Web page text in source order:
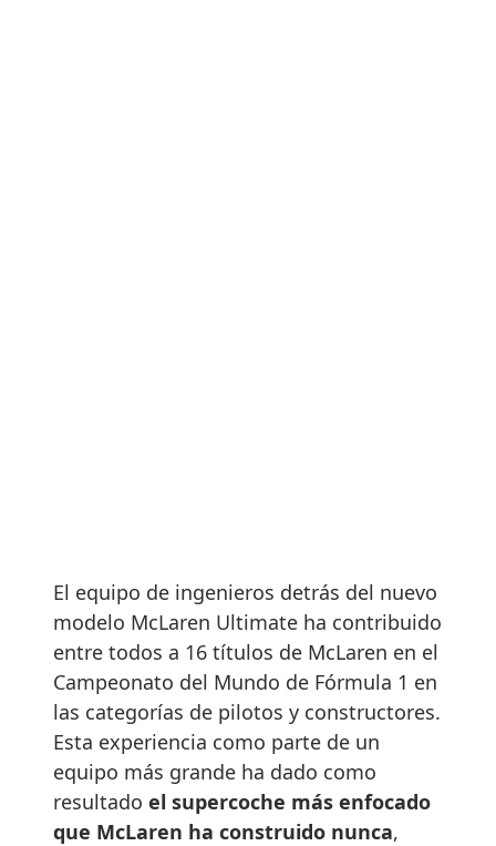
El equipo de ingenieros detrás del nuevo
modelo McLaren Ultimate ha contribuido
entre todos a 16 títulos de McLaren en el
Campeonato del Mundo de Fórmula 1 en
las categorías de pilotos y constructores.
Esta experiencia como parte de un
equipo más grande ha dado como
resultado el supercoche más enfocado
que McLaren ha construido nunca,